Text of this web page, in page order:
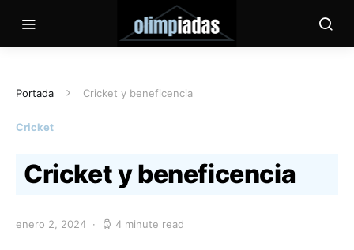
Portada Cricket y beneficencia
Cricket
Cricket y beneficencia
enero 2, 2024 4 minute read